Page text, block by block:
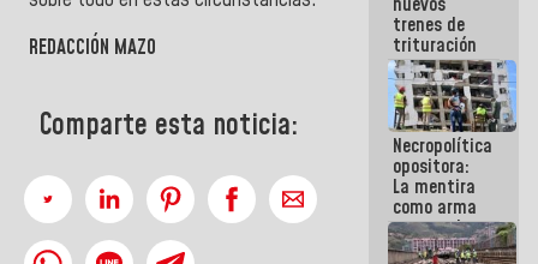
REDACCIÓN MAZO
Comparte esta noticia:
embarrarla
trenes de
trituración
para
optimizar
manejo de
escombros
en La Guaira
Necropolítica
opositora:
La mentira
como arma
contra el
Pueblo